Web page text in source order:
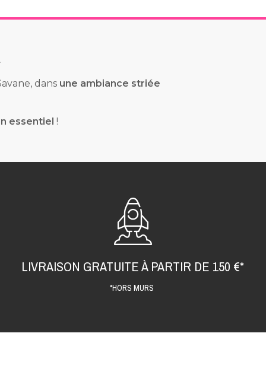
.
dans une ambiance striée
essentiel !
LIVRAISON GRATUITE À PARTIR DE 150 €*
*HORS MURS